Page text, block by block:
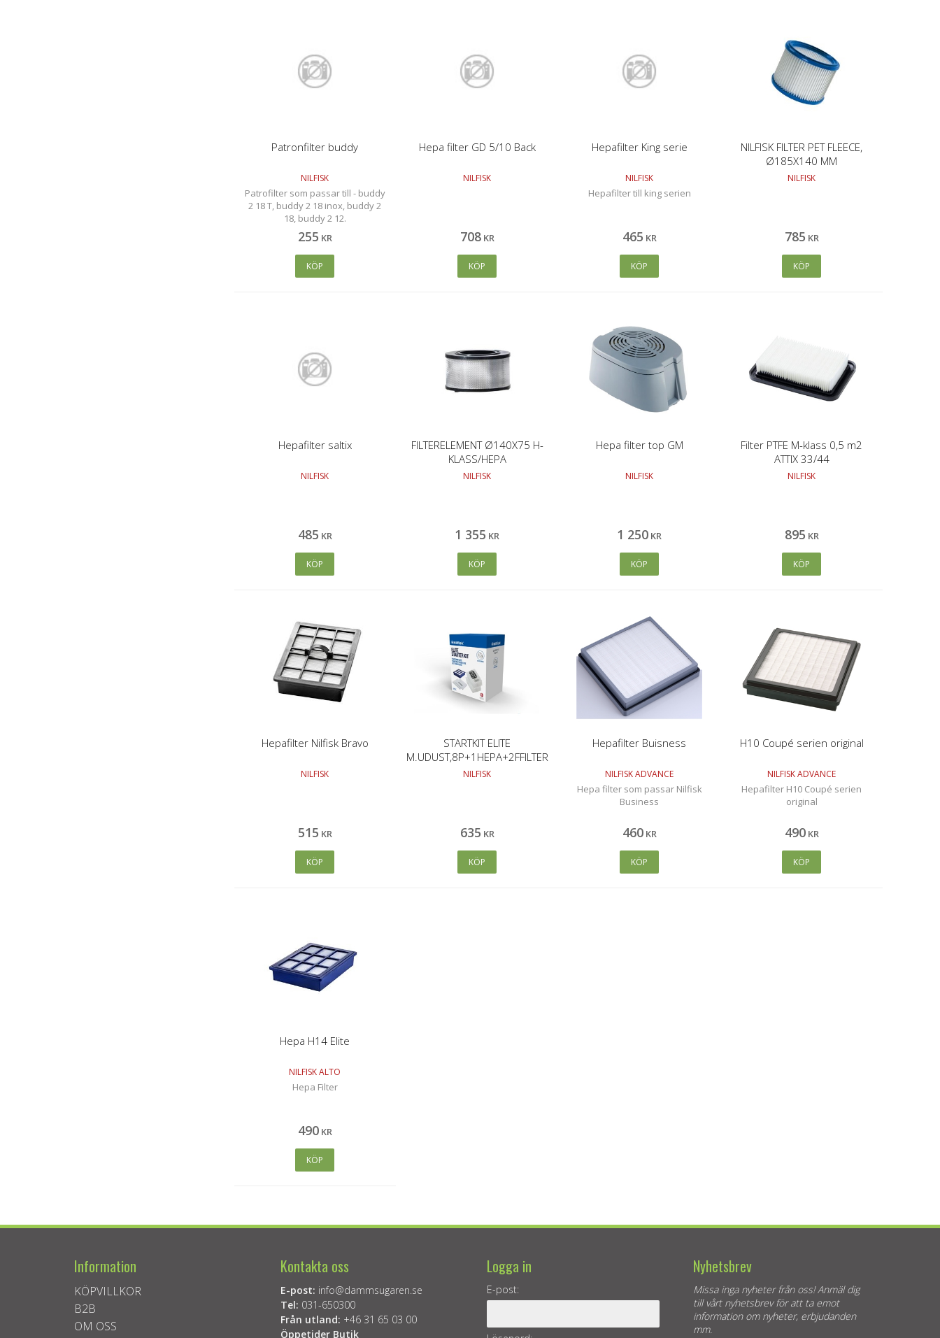
Patronfilter buddy
NILFISK
Patrofilter som passar till - buddy
2 18 T, buddy 2 18 inox, buddy 2
18, buddy 2 12.
255 KR
KÖP
Hepa filter GD 5/10 Back
NILFISK
708 KR
KÖP
Hepafilter King serie
NILFISK
Hepafilter till king serien
465 KR
KÖP
NILFISK FILTER PET FLEECE,
Ø185X140 MM
NILFISK
785 KR
KÖP
Hepafilter saltix
NILFISK
485 KR
KÖP
FILTERELEMENT Ø140X75 H-
KLASS/HEPA
NILFISK
1 355 KR
KÖP
Hepa filter top GM
NILFISK
1 250 KR
KÖP
Filter PTFE M-klass 0,5 m2
ATTIX 33/44
NILFISK
895 KR
KÖP
Hepafilter Nilfisk Bravo
NILFISK
515 KR
KÖP
STARTKIT ELITE
M.UDUST,8P+1HEPA+2FFILTER
NILFISK
635 KR
KÖP
Hepafilter Buisness
NILFISK ADVANCE
Hepa filter som passar Nilfisk
Business
460 KR
KÖP
H10 Coupé serien original
NILFISK ADVANCE
Hepafilter H10 Coupé serien
original
490 KR
KÖP
Hepa H14 Elite
NILFISK ALTO
Hepa Filter
490 KR
KÖP
Information
KÖPVILLKOR
B2B
OM OSS
Kontakta oss
E-post: info@dammsugaren.se
Tel: 031-650300
Från utland: +46 31 65 03 00
Öppetider Butik
Logga in
E-post:
Nyhetsbrev
Missa inga nyheter från oss! Anmäl dig
till vårt nyhetsbrev för att ta emot
information om nyheter, erbjudanden
mm.